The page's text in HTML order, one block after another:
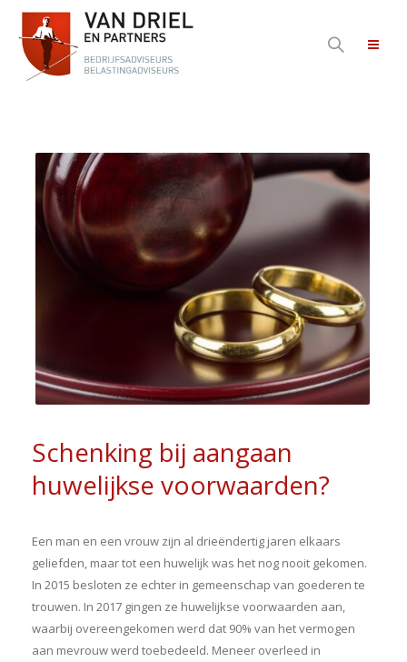
Schenking bij aangaan
huwelijkse voorwaarden?
Een man en een vrouw zijn al drieëndertig jaren elkaars
geliefden, maar tot een huwelijk was het nog nooit gekomen.
In 2015 besloten ze echter in gemeenschap van goederen te
trouwen. In 2017 gingen ze huwelijkse voorwaarden aan,
waarbij overeengekomen werd dat 90% van het vermogen
aan mevrouw werd toebedeeld. Meneer overleed in